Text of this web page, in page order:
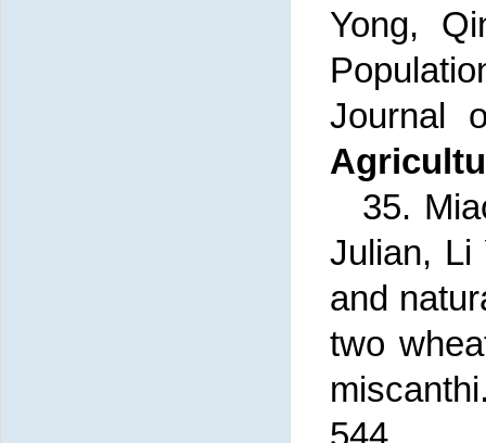
Yong,
Journal
35.
Julian, Li
and
two
miscanthi
544